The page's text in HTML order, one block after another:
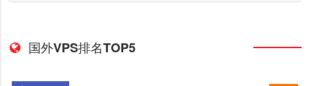
国外VPS排名TOP5